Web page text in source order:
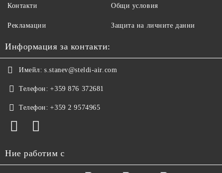
Контакти
Рекламации
Общи условия
Защита на личните данни
Информация за контакти:
Имейл: s.stanev@steldi-air.com
Телефон: +359 876 372681
Телефон: +359 2 9574965
Ние работим с